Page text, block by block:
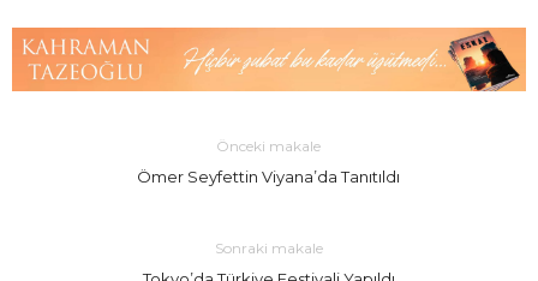
Önceki makale
Ömer Seyfettin Viyana’da Tanıtıldı
Sonraki makale